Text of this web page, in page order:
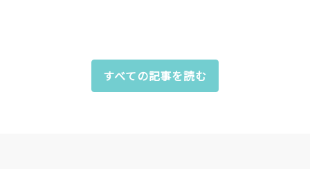
すべての記事を読む